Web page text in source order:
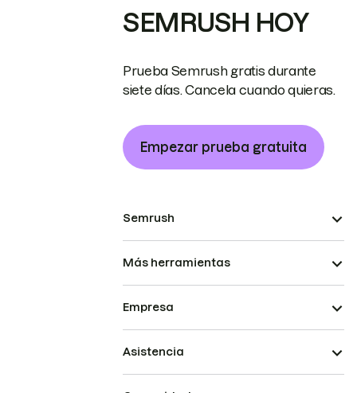
SEMRUSH HOY
Prueba Semrush gratis durante
siete días. Cancela cuando quieras.
Empezar prueba gratuita
Semrush
Más herramientas
Empresa
Asistencia